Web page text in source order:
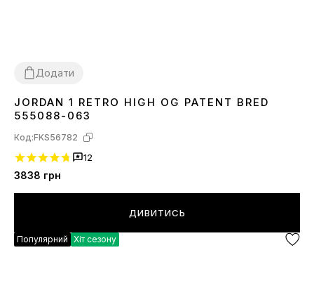
Додати
3738
JORDAN 1 RETRO HIGH OG PATENT BRED
555088-063
Код:FKS56782
12
3838 грн
ДИВИТИСЬ
Популярний Хіт сезону